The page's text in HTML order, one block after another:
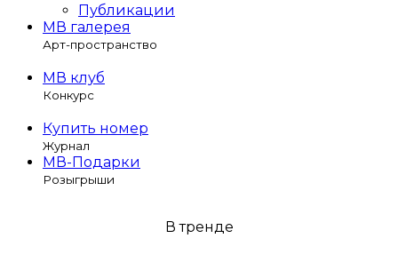
Публикации
МВ галерея
Арт-пространство
МВ клуб
Конкурс
Купить номер
Журнал
МВ-Подарки
Розыгрыши
В тренде